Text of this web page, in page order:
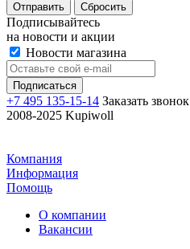
Отправить Сбросить
Подписывайтесь
на новости и акции
Новости магазина
+7 495 135-15-14 Заказать звонок
2008-2025 Kupiwoll
Компания
Информация
Помощь
О компании
Вакансии